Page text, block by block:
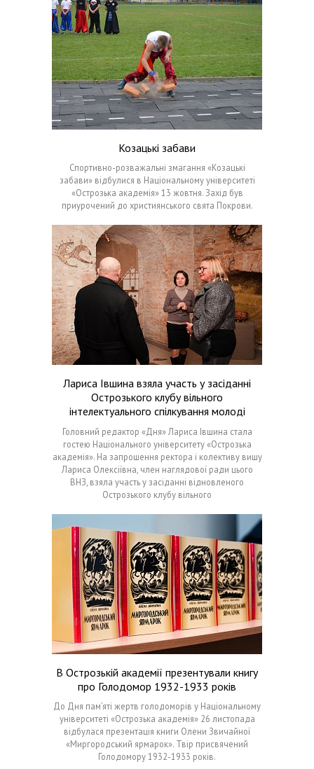
Козацькі забави
Спортивно-розважальні змагання «Козацькі
забави» відбулися в Національному університеті
«Острозька академія» 13 жовтня. Захід був
приурочений до християнського свята Покрови.
Лариса Івшина взяла участь у засіданні
Острозького клубу вільного
інтелектуального спілкування молоді
Головний редактор «Дня» Лариса Івшина стала
гостею Національного університету «Острозька
академія». На запрошення ректора і колективу вишу
Лариса Олексіївна, член наглядової ради цього
ВНЗ, взяла участь у засіданні відновленого
Острозького клубу вільного
В Острозькій академії презентували книгу
про Голодомор 1932-1933 років
До Дня пам’яті жертв голодоморів у Національному
університеті «Острозька академія» 26 листопада
відбулася презентація книги Олени Звичайної
«Миргородський ярмарок». Твір присвячений
Голодомору 1932-1933 років.